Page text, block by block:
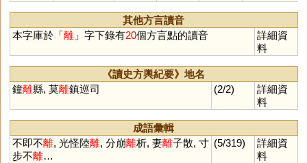
其他方言讀音
本字庫於「離」字下錄有20個方言點的讀音
詳細資
料
《讀史方輿紀要》地名
鐘離縣, 莫離鎮巡司 (2/2)
詳細資
料
成語彙輯
不即不離, 光怪陸離, 分崩離析, 妻離子散, 寸
步不離…
(5/319)
詳細資
料